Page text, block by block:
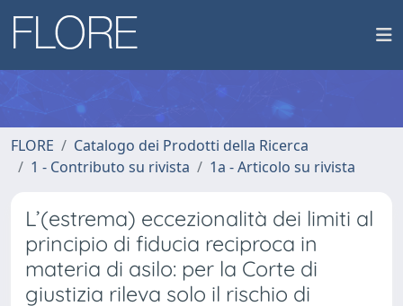
FLORE
Catalogo dei Prodotti della Ricerca
1 - Contributo su rivista
1a - Articolo su rivista
L’(estrema) eccezionalità dei limiti al
principio di fiducia reciproca in
materia di asilo: per la Corte di
giustizia rileva solo il rischio di